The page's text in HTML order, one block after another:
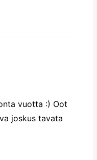
vuotta :) Oot
joskus tavata